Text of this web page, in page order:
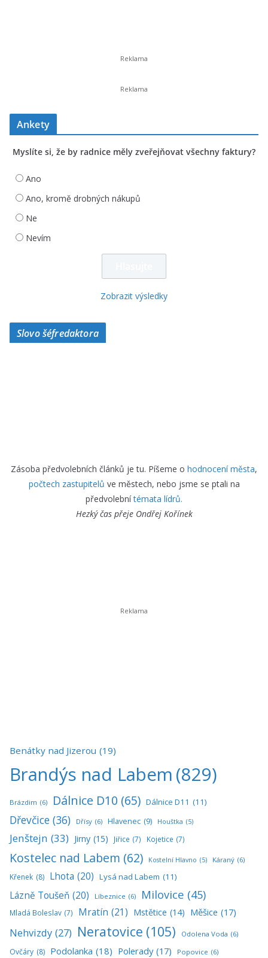
Ankety
Myslíte si, že by radnice měly zveřejňovat všechny faktury?
Ano
Ano, kromě drobných nákupů
Ne
Nevím
Zobrazit výsledky
Slovo šéfredaktora
Zásoba předvolebních článků je tu. Píšeme o hodnocení města,
počtech zastupitelů ve městech, nebo jsme se ptali na
předvolebnítémata lídrů.
Hezký čas přeje Ondřej Kořínek
Benátky nad Jizerou (19)
Brandýs nad Labem (829)
Brázdim (6) Dálnice D10 (65) Dálnice D11 (11)
Dřevčice (36) Dřísy (6) Hlavenec (9) Houštka (5)
Jenštejn (33) Jirny (15) Jiřice (7) Kojetice (7)
Kostelec nad Labem (62) Kostelní Hlavno (5) Káraný (6)
Křenek (8) Lhota (20) Lysá nad Labem (11)
Lázně Toušeň (20) Líbeznice (6) Milovice (45)
Mladá Boleslav (7) Mratín (21) Mstětice (14) Měšice (17)
Nehvizdy (27) Neratovice (105) Odolena Voda (6)
Ovčáry (8) Podolanka (18) Polerady (17) Popovice (6)